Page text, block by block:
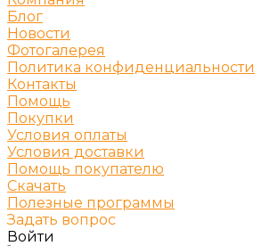
Блог
Новости
Фотогалерея
Политика конфиденциальности
Контакты
Помощь
Покупки
Условия оплаты
Условия доставки
Помощь покупателю
Скачать
Полезные программы
Задать вопрос
Войти